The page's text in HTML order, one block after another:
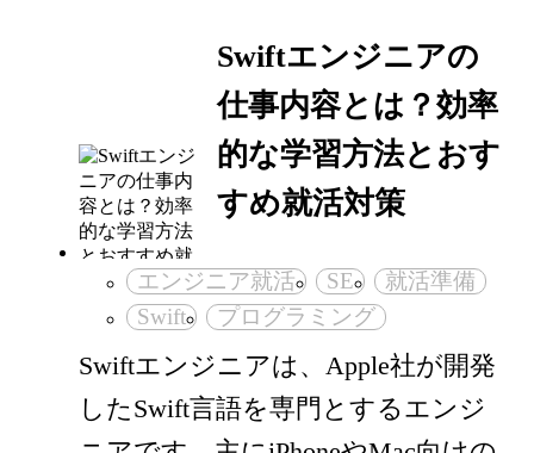
Swiftエンジニアの
仕事内容とは？効率
的な学習方法とおす
すめ就活対策
エンジニア就活 SE
就活準備
Swift
プログラミング
Swiftエンジニアは、Apple社が開発
したSwift言語を専門とするエンジ